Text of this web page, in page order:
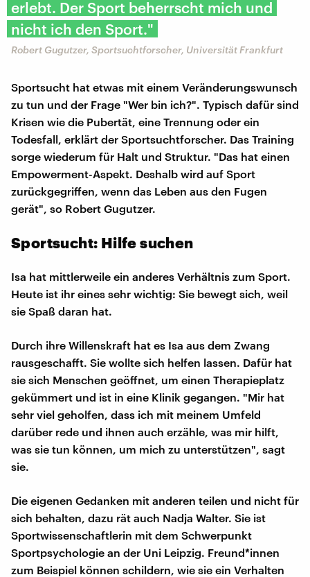
erlebt. Der Sport beherrscht mich und
nicht ich den Sport."
Robert Gugutzer, Sportsuchtforscher, Universität Frankfurt
Sportsucht hat etwas mit einem Veränderungswunsch
zu tun und der Frage "Wer bin ich?". Typisch dafür sind
Krisen wie die Pubertät, eine Trennung oder ein
Todesfall, erklärt der Sportsuchtforscher. Das Training
sorge wiederum für Halt und Struktur. "Das hat einen
Empowerment-Aspekt. Deshalb wird auf Sport
zurückgegriffen, wenn das Leben aus den Fugen
gerät", so Robert Gugutzer.
Sportsucht: Hilfe suchen
Isa hat mittlerweile ein anderes Verhältnis zum Sport.
Heute ist ihr eines sehr wichtig: Sie bewegt sich, weil
sie Spaß daran hat.
Durch ihre Willenskraft hat es Isa aus dem Zwang
rausgeschafft. Sie wollte sich helfen lassen. Dafür hat
sie sich Menschen geöffnet, um einen Therapieplatz
gekümmert und ist in eine Klinik gegangen. "Mir hat
sehr viel geholfen, dass ich mit meinem Umfeld
darüber rede und ihnen auch erzähle, was mir hilft,
was sie tun können, um mich zu unterstützen", sagt
sie.
Die eigenen Gedanken mit anderen teilen und nicht für
sich behalten, dazu rät auch Nadja Walter. Sie ist
Sportwissenschaftlerin mit dem Schwerpunkt
Sportpsychologie an der Uni Leipzig. Freund*innen
zum Beispiel können schildern, wie sie ein Verhalten